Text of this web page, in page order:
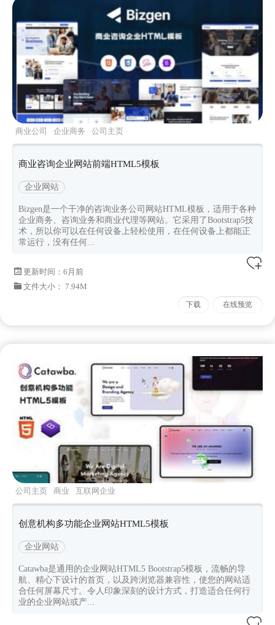
商业公司 企业商务
公司主页
bizgen
Bootstrapv538
商业咨询企业网站前端HTML5模板
企业网站
Bizgen是一个干净的咨询业务公司网站HTML模板，适用于各种
企业商务、咨询业务和商业代理等网站。它采用了Bootstrap5技
术，所以你可以在任何设备上轻松使用，在任何设备上都能正
常运行，没有任何...
更新时间： 6月前
文件大小： 7.94M
下载 在线预览
公司主页 商业
互联网企业
catawba
Bootstrapv533
创意机构多功能企业网站HTML5模板
企业网站
Catawba是通用的企业网站HTML5 Bootstrap5模板，流畅的导
航、精心下设计的首页，以及跨浏览器兼容性，使您的网站适
合任何屏幕尺寸。令人印象深刻的设计方式，打造适合任何行
业的企业网站或产...